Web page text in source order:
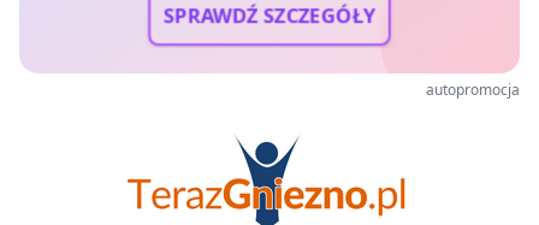
SPRAWDŹ SZCZEGÓŁY
autopromocja